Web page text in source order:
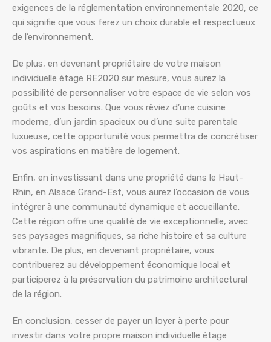
exigences de la réglementation environnementale 2020, ce
qui signifie que vous ferez un choix durable et respectueux
de l’environnement.
De plus, en devenant propriétaire de votre maison
individuelle étage RE2020 sur mesure, vous aurez la
possibilité de personnaliser votre espace de vie selon vos
goûts et vos besoins. Que vous rêviez d’une cuisine
moderne, d’un jardin spacieux ou d’une suite parentale
luxueuse, cette opportunité vous permettra de concrétiser
vos aspirations en matière de logement.
Enfin, en investissant dans une propriété dans le Haut-
Rhin, en Alsace Grand-Est, vous aurez l’occasion de vous
intégrer à une communauté dynamique et accueillante.
Cette région offre une qualité de vie exceptionnelle, avec
ses paysages magnifiques, sa riche histoire et sa culture
vibrante. De plus, en devenant propriétaire, vous
contribuerez au développement économique local et
participerez à la préservation du patrimoine architectural
de la région.
En conclusion, cesser de payer un loyer à perte pour
investir dans votre propre maison individuelle étage